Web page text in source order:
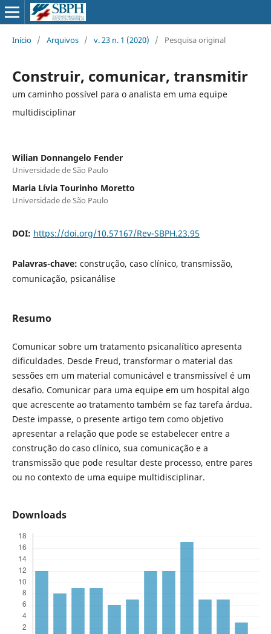
Início / Arquivos / v. 23 n. 1 (2020) / Pesquisa original
Construir, comunicar, transmitir
um caminho possível para o analista em uma equipe
multidisciplinar
Wilian Donnangelo Fender
Universidade de São Paulo
Maria Lívia Tourinho Moretto
Universidade de São Paulo
DOI: https://doi.org/10.57167/Rev-SBPH.23.95
Palavras-chave: construção, caso clínico, transmissão,
comunicação, psicanálise
Resumo
Comunicar sobre um tratamento psicanalítico apresenta
dificuldades. Desde Freud, transformar o material das
sessões em um material comunicável e transmissível é um
desafio. Comunicar para uma equipe em um hospital algo
que acrescente ao tratamento também se faz tarefa árdua.
Deste impasse, o presente artigo tem como objetivo
apresentar a relação que pode se estabelecer entre a
construção do caso clínico, sua comunicação e a
transmissão que pode resultar deste processo, entre pares
ou no contexto de uma equipe multidisciplinar.
Downloads